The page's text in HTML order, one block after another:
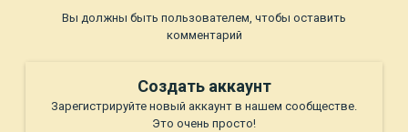
Вы должны быть пользователем, чтобы оставить
комментарий
Создать аккаунт
Зарегистрируйте новый аккаунт в нашем сообществе.
Это очень просто!